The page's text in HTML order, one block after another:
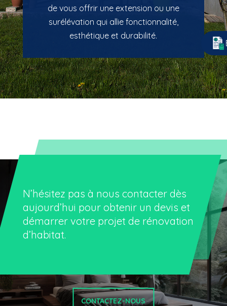
de vous offrir une extension ou une
surélévation qui allie fonctionnalité,
esthétique et durabilité.
N’hésitez pas à nous contacter dès
aujourd’hui pour obtenir un devis et
démarrer votre projet de rénovation
d’habitat.
CONTACTEZ-NOUS